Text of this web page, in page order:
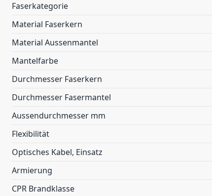
Faserkategorie
Material Faserkern
Material Aussenmantel
Mantelfarbe
Durchmesser Faserkern
Durchmesser Fasermantel
Aussendurchmesser mm
Flexibilität
Optisches Kabel, Einsatz
Armierung
CPR Brandklasse